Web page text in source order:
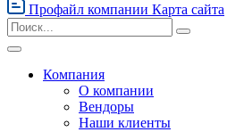
Профайл компании Карта сайта
Компания
О компании
Вендоры
Наши клиенты